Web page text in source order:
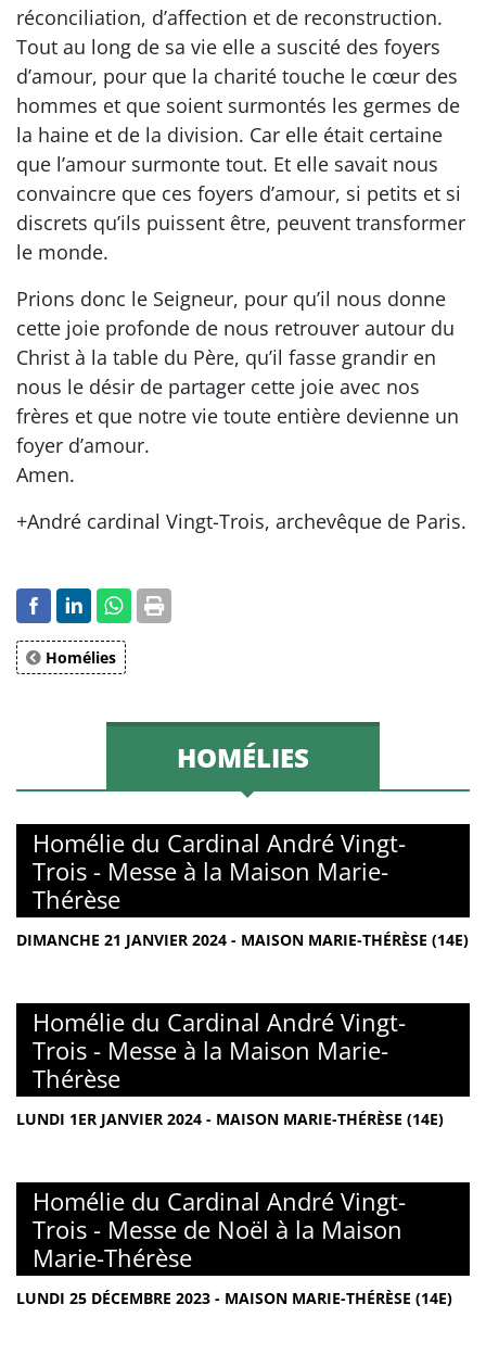
réconciliation, d’affection et de reconstruction.
Tout au long de sa vie elle a suscité des foyers
d’amour, pour que la charité touche le cœur des
hommes et que soient surmontés les germes de
la haine et de la division. Car elle était certaine
que l’amour surmonte tout. Et elle savait nous
convaincre que ces foyers d’amour, si petits et si
discrets qu’ils puissent être, peuvent transformer
le monde.
Prions donc le Seigneur, pour qu’il nous donne
cette joie profonde de nous retrouver autour du
Christ à la table du Père, qu’il fasse grandir en
nous le désir de partager cette joie avec nos
frères et que notre vie toute entière devienne un
foyer d’amour.
Amen.
+André cardinal Vingt-Trois, archevêque de Paris.
Homélies
HOMÉLIES
Homélie du Cardinal André Vingt-
Trois - Messe à la Maison Marie-
Thérèse
DIMANCHE 21 JANVIER 2024 - MAISON MARIE-THÉRÈSE (14E)
Homélie du Cardinal André Vingt-
Trois - Messe à la Maison Marie-
Thérèse
LUNDI 1ER JANVIER 2024 - MAISON MARIE-THÉRÈSE (14E)
Homélie du Cardinal André Vingt-
Trois - Messe de Noël à la Maison
Marie-Thérèse
LUNDI 25 DÉCEMBRE 2023 - MAISON MARIE-THÉRÈSE (14E)